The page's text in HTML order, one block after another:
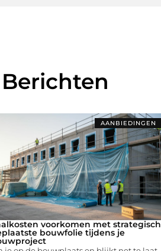
AANBIEDINGEN
voorkomen met strategisch
bouwfolie tijdens je